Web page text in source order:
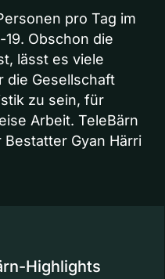
pro Tag im
Obschon die
lässt es viele
die Gesellschaft
zu sein, für
Arbeit. TeleBärn
Gyan Härri
Highlights